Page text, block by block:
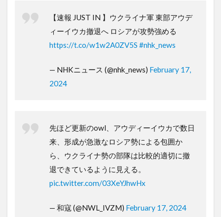
【速報 JUST IN 】ウクライナ軍 東部アウデ
ィーイウカ撤退へ ロシアが攻勢強める
https://t.co/w1w2A0ZV5S #nhk_news
— NHKニュース (@nhk_news) February 17,
2024
先ほど更新のowl、アウディーイウカで数日
来、形成が急激なロシア勢による包囲か
ら、ウクライナ勢の部隊は比較的適切に撤
退できているように見える。
pic.twitter.com/03XeYJhwHx
— 和寇 (@NWL_IVZM) February 17, 2024